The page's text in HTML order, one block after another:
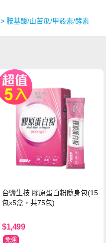
> 胺基酸/山苦瓜/甲殼素/酵素
台鹽生技 膠原蛋白粉隨身包(15
包x5盒，共75包)
$1,499
免運